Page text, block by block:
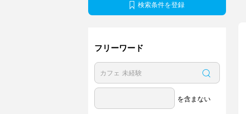
検索条件を登録
フリーワード
を含まない